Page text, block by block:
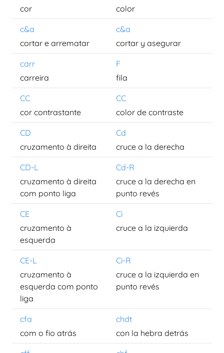
cor
color
c&a
c&a
cortar e arrematar
cortar y asegurar
carr
F
carreira
fila
CC
CC
cor contrastante
color de contraste
CD
Cd
cruzamento à direita
cruce a la derecha
CD-L
Cd-R
cruzamento à direita
com ponto liga
cruce a la derecha en
punto revés
CE
Ci
cruzamento à
esquerda
cruce a la izquierda
CE-L
Ci-R
cruzamento à
esquerda com ponto
liga
cruce a la izquierda en
punto revés
cfa
chdt
com o fio atrás
con la hebra detrás